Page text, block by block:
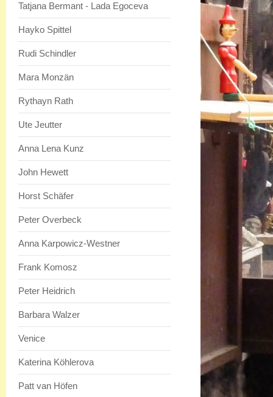
Tatjana Bermant - Lada Egoceva
Hayko Spittel
Rudi Schindler
Mara Monzän
Rythayn Rath
Ute Jeutter
Anna Lena Kunz
John Hewett
Horst Schäfer
Peter Overbeck
Anna Karpowicz-Westner
Frank Komosz
Peter Heidrich
Barbara Walzer
Venice
Katerina Köhlerova
Patt van Höfen